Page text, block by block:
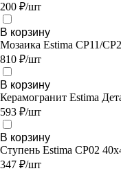
200 ₽/шт
В корзину
Мозаика Estima CP11/
810 ₽/шт
В корзину
Керамогранит Estima
593 ₽/шт
В корзину
Ступень Estima CP02
347 ₽/шт